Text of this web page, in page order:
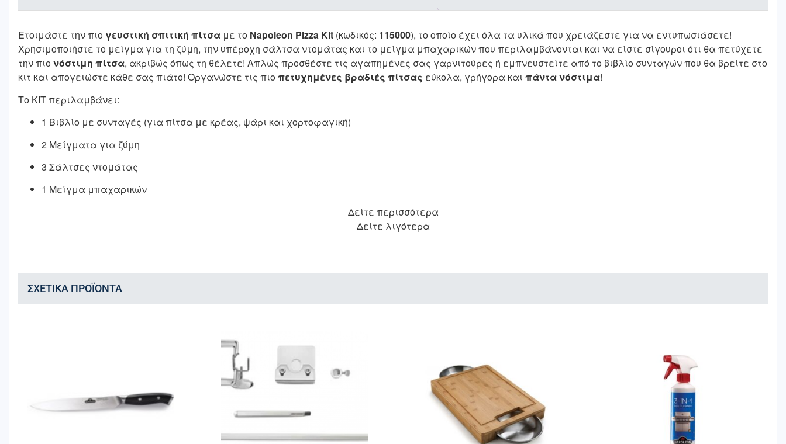
Ετοιμάστε την πιο γευστική σπιτική πίτσα με το Napoleon Pizza Κit (κωδικός: 115000), το οποίο έχει όλα τα υλικά που χρειάζεστε για να εντυπωσιάσετε!
Χρησιμοποιήστε το μείγμα για τη ζύμη, την υπέροχη σάλτσα ντομάτας και το μείγμα μπαχαρικών που περιλαμβάνονται και να είστε σίγουροι ότι θα πετύχετε
την πιονόστιμη πίτσα, ακριβώς όπως τη θέλετε! Απλώς προσθέστε τις αγαπημένες σας γαρνιτούρες ή εμπνευστείτε από το βιβλίο συνταγών που θα βρείτε στο
κιτ και απογειώστε κάθε σας πιάτο! Οργανώστε τις πιοπετυχημένες βραδιές πίτσας εύκολα, γρήγορα και πάντα νόστιμα!
Το ΚΙΤ περιλαμβάνει:
1 Βιβλίο με συνταγές (για πίτσα με κρέας, ψάρι και χορτοφαγική)
2 Μείγματα για ζύμη
3 Σάλτσες ντομάτας
1 Μείγμα μπαχαρικών
Δείτε περισσότερα
Δείτε λιγότερα
ΣΧΕΤΙΚΆ ΠΡΟΪΌΝΤΑ